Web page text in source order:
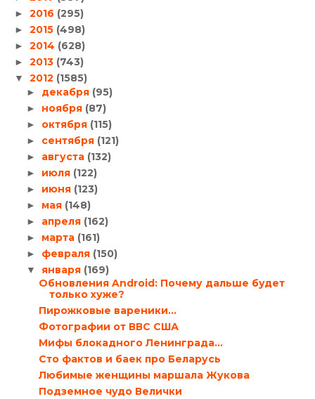
► 2016 (295)
► 2015 (498)
► 2014 (628)
► 2013 (743)
▼ 2012 (1585)
► декабря (95)
► ноября (87)
► октября (115)
► сентября (121)
► августа (132)
► июля (122)
► июня (123)
► мая (148)
► апреля (162)
► марта (161)
► февраля (150)
▼ января (169)
Обновления Android: Почему дальше будет
только хуже?
Пирожковые вареники…
Фотографии от ВВС США
Мифы блокадного Ленинграда…
Сто фактов и баек про Беларусь
Любимые женщины маршала Жукова
Подземное чудо Велички